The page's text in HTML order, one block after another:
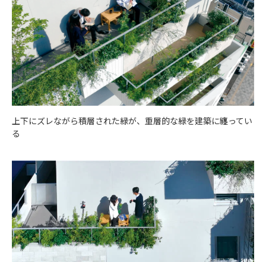
上下にズレながら積層された緑が、重層的な緑を建築に纏ってい
る